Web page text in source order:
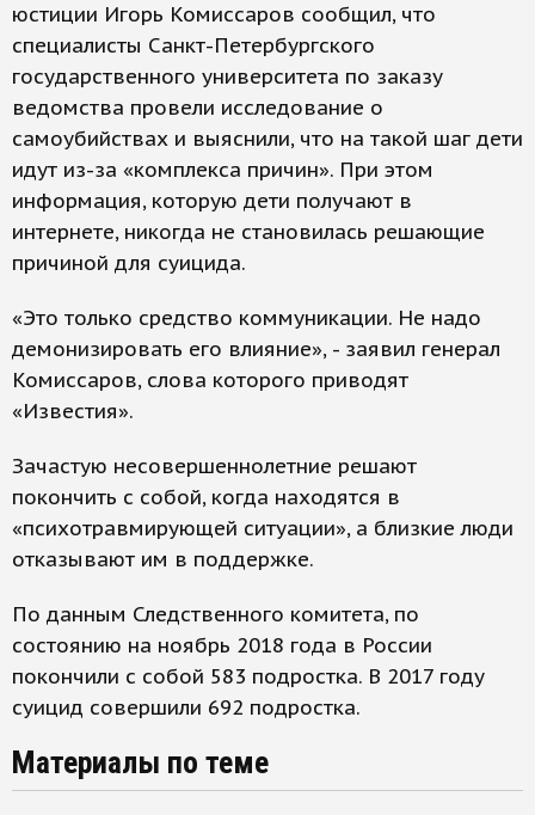
юстиции Игорь Комиссаров сообщил, что
специалисты Санкт-Петербургского
государственного университета по заказу
ведомства провели исследование о
самоубийствах и выяснили, что на такой шаг дети
идут из-за «комплекса причин». При этом
информация, которую дети получают в
интернете, никогда не становилась решающие
причиной для суицида.
«Это только средство коммуникации. Не надо
демонизировать его влияние», - заявил генерал
Комиссаров, слова которого приводят
«Известия».
Зачастую несовершеннолетние решают
покончить с собой, когда находятся в
«психотравмирующей ситуации», а близкие люди
отказывают им в поддержке.
По данным Следственного комитета, по
состоянию на ноябрь 2018 года в России
покончили с собой 583 подростка. В 2017 году
суицид совершили 692 подростка.
Материалы по теме